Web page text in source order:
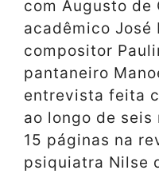
com Augusto de
acadêmico José
compositor
pantaneiro
entrevista feita
ao longo de seis
15 páginas na
psiquiatra Nilse